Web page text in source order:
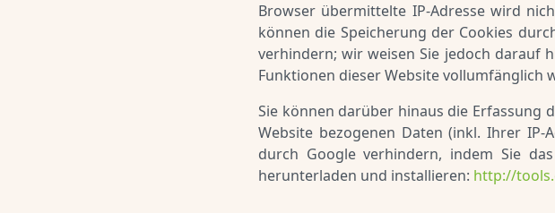
Browser übermittelte IP-Adresse wird
können die Speicherung der Cookies
verhindern; wir weisen Sie jedoch darauf
Funktionen dieser Website vollumfänglich
Sie können darüber hinaus die Erfassung
Website bezogenen Daten (inkl. Ihrer IP-
durch Google verhindern, indem Sie
herunterladen und installieren: http://